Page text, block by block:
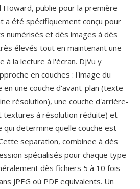
Howard, publie pour la première
a été spécifiquement conçu pour
numérisés et dès images à dès
élevés tout en maintenant une
à la lecture à l'écran. DjVu y
en couches : l'image du
une couche d'avant-plan (texte
résolution), une couche d'arrière-
textures à résolution réduite) et
qui determine quelle couche est
separation, combinee à dès
spécialisés pour chaque type
dès fichiers 5 à 10 fois
JPEG où PDF equivalents. Un